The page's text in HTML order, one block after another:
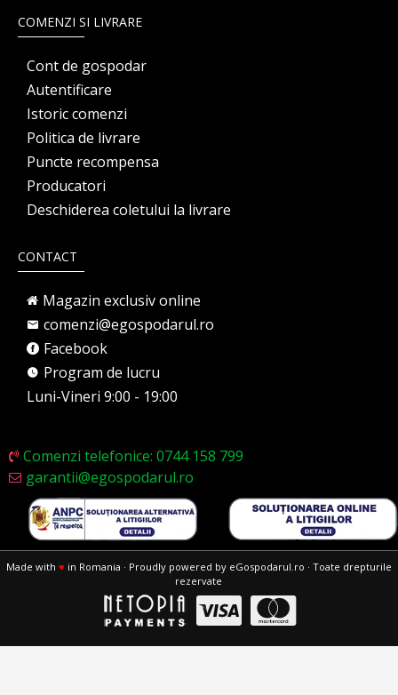
COMENZI SI LIVRARE
Cont de gospodar
Autentificare
Istoric comenzi
Politica de livrare
Puncte recompensa
Producatori
Deschiderea coletului la livrare
CONTACT
Magazin exclusiv online
comenzi@egospodarul.ro
Facebook
Program de lucru
Luni-Vineri 9:00 - 19:00
Comenzi telefonice: 0744 158 799
garantii@egospodarul.ro
Made with ♥ in Romania · Proudly powered by eGospodarul.ro · Toate drepturile
rezervate